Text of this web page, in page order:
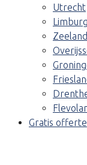
Utrecht
Limburg
Zeeland
Gratis offerte